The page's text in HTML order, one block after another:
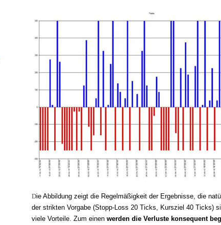
Die Abbildung zeigt die Regelmäßigkeit der Ergebnisse, die
der strikten Vorgabe (Stopp-Loss 20 Ticks, Kursziel 40 Ticks)
viele Vorteile. Zum einen werden die Verluste konsequent